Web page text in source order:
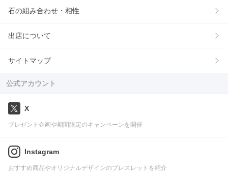
石の組み合わせ・相性
出店について
サイトマップ
公式アカウント
X
プレゼント企画や期間限定のキャンペーンを開催
Instagram
おすすめ商品やオリジナルデザインのブレスレットを紹介